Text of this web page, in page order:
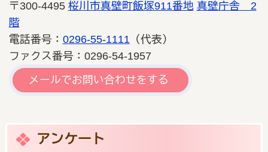
〒300-4495 桜川市真壁町飯塚911番地 真壁庁舎 2
階
電話番号： 0296-55-1111 （代表）
ファクス番号：0296-54-1957
メールでお問い合わせをする
アンケート